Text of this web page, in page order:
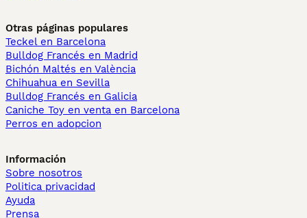
Otras páginas populares
Teckel en Barcelona
Bulldog Francés en Madrid
Bichón Maltés en València
Chihuahua en Sevilla
Bulldog Francés en Galicia
Caniche Toy en venta en Barcelona
Perros en adopcion
Información
Sobre nosotros
Politica privacidad
Ayuda
Prensa